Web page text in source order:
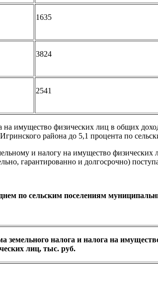
1635
3824
2541
имущество физических лиц в общих
района до 5,1 процента по
и налогу на имущество
гарантированно и долгосрочно)
по сельским поселениям
земельного налога и налога на
лиц, тыс. руб.